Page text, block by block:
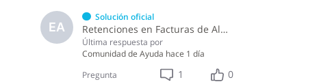
EA
Solución oficial
Retenciones en Facturas de Almuerzo
Última respuesta por
Comunidad de Ayuda hace 1 día
Pregunta
1 0